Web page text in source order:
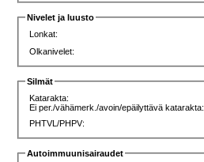
Nivelet ja luusto
Lonkat:
Olkanivelet:
Silmät
Katarakta:
Ei per./vähämerk./avoin/epäilyttävä katarakta:
PHTVL/PHPV:
Autoimmuunisairaudet